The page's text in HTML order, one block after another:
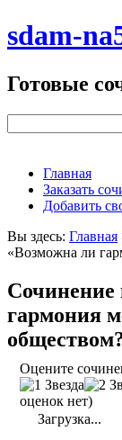
sdam-
Готовые
Главная
Заказать
Добавить
Вы здесь: Главная
«Возможна ли
Сочинение
гармония
Оцените
оценок нет)
Загрузка...